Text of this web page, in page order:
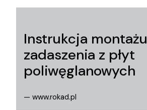
Instrukcja montażu
zadaszenia z płyt
poliwęglanowych
— www.rokad.pl